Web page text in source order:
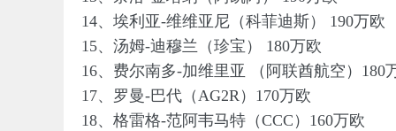
14、埃利亚-维维亚尼（科菲迪斯） 190万欧
15、汤姆-迪穆兰（珍宝） 180万欧
16、费尔南多-加维里亚 （阿联酋航空）180
17、罗曼-巴代（AG2R）170万欧
18、格雷格-范阿韦马特（CCC）160万欧